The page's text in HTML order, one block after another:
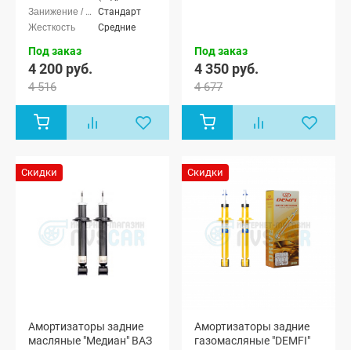
Стандарт
Средние
Под заказ
4 200 руб.
4 516
Под заказ
4 350 руб.
4 677
Скидки
Амортизаторы задние
масляные "Медиан" ВАЗ
Скидки
Амортизаторы задние
газомасляные "DEMFI"